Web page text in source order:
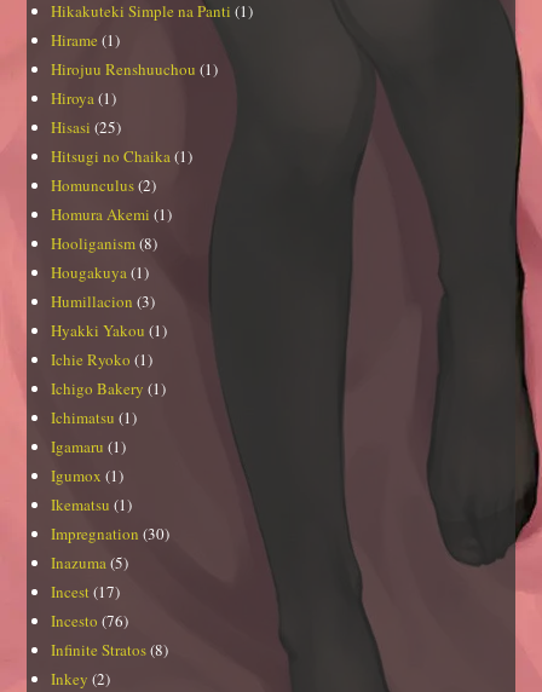
Hikakuteki Simple na Panti (1)
Hirame (1)
Hirojuu Renshuuchou (1)
Hiroya(1)
Hisasi (25)
Hitsugi no Chaika(1)
Homunculus(2)
Homura Akemi (1)
Hooliganism(8)
Hougakuya(1)
Humillacion (3)
Hyakki Yakou (1)
Ichie Ryoko (1)
Ichigo Bakery (1)
Ichimatsu (1)
Igamaru (1)
Igumox (1)
Ikematsu (1)
Impregnation (30)
Inazuma(5)
Incest (17)
Incesto (76)
Infinite Stratos(8)
Inkey (2)